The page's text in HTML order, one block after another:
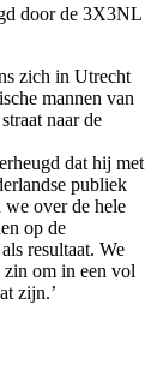
door de 3X3NL
zich in Utrecht
mannen van
naar de
dat hij met
publiek
we over de hele
op de
resultaat. We
zin om in een vol
zijn.’